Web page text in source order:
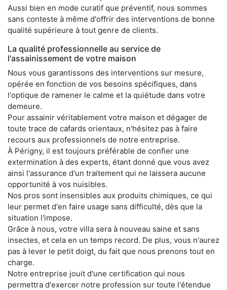
Aussi bien en mode curatif que préventif, nous sommes
sans conteste à même d'offrir des interventions de bonne
qualité supérieure à tout genre de clients.
La qualité professionnelle au service de
l'assainissement de votre maison
Nous vous garantissons des interventions sur mesure,
opérée en fonction de vos besoins spécifiques, dans
l'optique de ramener le calme et la quiétude dans votre
demeure.
Pour assainir véritablement votre maison et dégager de
toute trace de cafards orientaux, n'hésitez pas à faire
recours aux professionnels de notre entreprise.
À Périgny, il est toujours préférable de confier une
extermination à des experts, étant donné que vous avez
ainsi l'assurance d'un traitement qui ne laissera aucune
opportunité à vos nuisibles.
Nos pros sont insensibles aux produits chimiques, ce qui
leur permet d'en faire usage sans difficulté, dès que la
situation l'impose.
Grâce à nous, votre villa sera à nouveau saine et sans
insectes, et cela en un temps record. De plus, vous n'aurez
pas à lever le petit doigt, du fait que nous prenons tout en
charge.
Notre entreprise jouit d'une certification qui nous
permettra d'exercer notre profession sur toute l'étendue